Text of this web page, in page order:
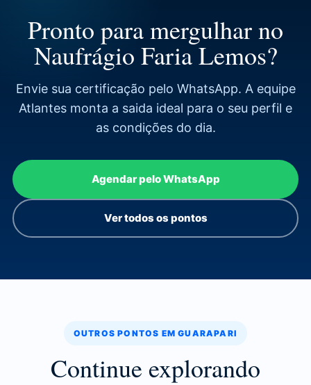
Pronto para mergulhar no
Naufrágio Faria Lemos?
Envie sua certificação pelo WhatsApp. A equipe
Atlantes monta a saida ideal para o seu perfil e
as condições do dia.
Agendar pelo WhatsApp
Ver todos os pontos
OUTROS PONTOS EM GUARAPARI
Continue explorando